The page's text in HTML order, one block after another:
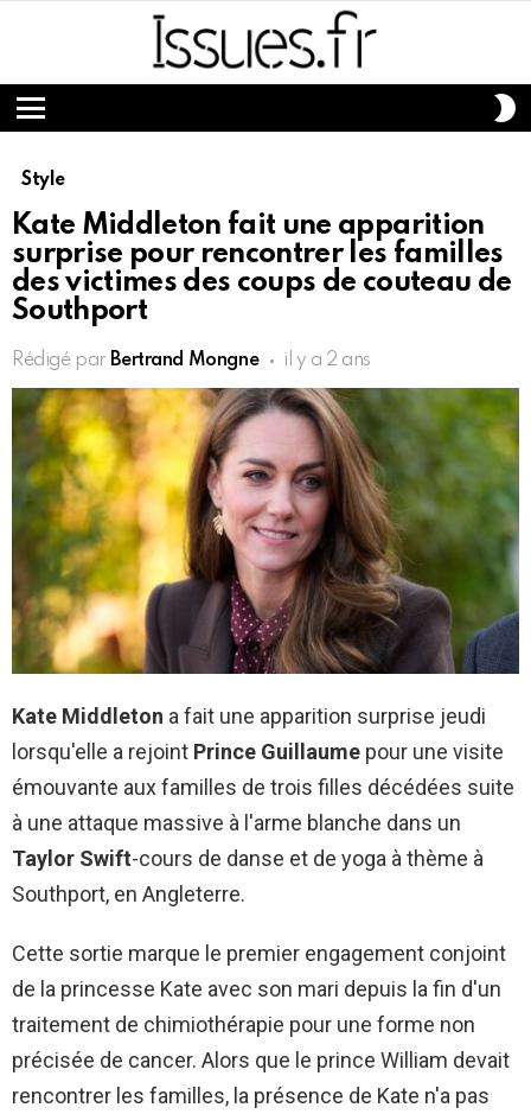
Menu
Style
Kate Middleton fait une apparition
surprise pour rencontrer les familles
des victimes des coups de couteau de
Southport
Rédigé par Bertrand Mongne il y a 2 ans
Kate Middleton a fait une apparition surprise jeudi
lorsqu'elle a rejoint Prince Guillaume pour une visite
émouvante aux familles de trois filles décédées suite
à une attaque massive à l'arme blanche dans un
Taylor Swift-cours de danse et de yoga à thème à
Southport, en Angleterre.
Cette sortie marque le premier engagement conjoint
de la princesse Kate avec son mari depuis la fin d'un
traitement de chimiothérapie pour une forme non
précisée de cancer. Alors que le prince William devait
rencontrer les familles, la présence de Kate n'a pas